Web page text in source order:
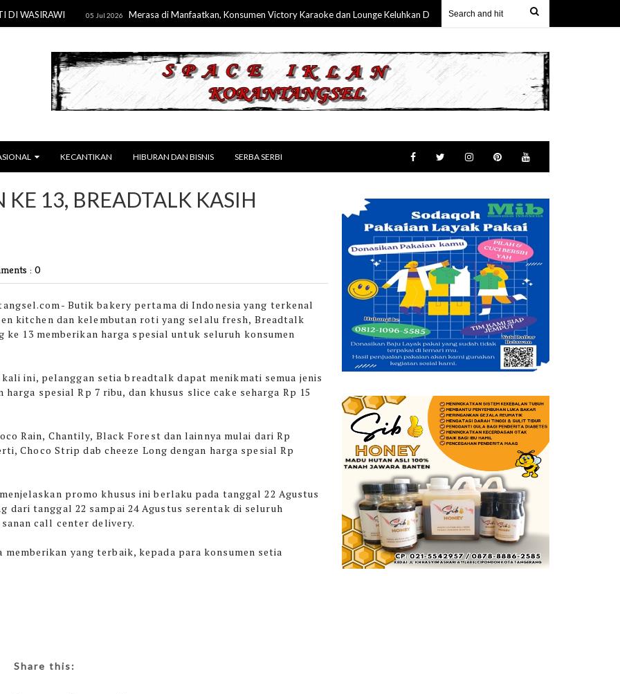
05 Jul 2026 Merasa di Manfaatkan, Konsumen Victory Karaoke dan Lounge Keluhkan Dugaan Manipulasi Struk Pembayaran
KECANTIKAN HIBURAN DAN BISNIS SERBA SERBI
13, BREADTALK KASIH
: 0
Butik bakery pertama di Indonesia yang terkenal
kitchen dan kelembutan roti yang selalu fresh, Breadtalk
ke 13 memberikan harga spesial untuk seluruh konsumen
ini, pelanggan setia breadtalk dapat menikmati semua jenis
spesial Rp 7 ribu, dan khusus slice cake seharga Rp 15
Rain, Chantily, Black Forest dan lainnya mulai dari Rp
Choco Strip dab cheeze Long dengan harga spesial Rp
promo khusus ini berlaku pada tanggal 22 Agustus
dari tanggal 22 sampai 24 Agustus serentak di seluruh
call center delivery.
yang terbaik, kepada para konsumen setia
Share this: